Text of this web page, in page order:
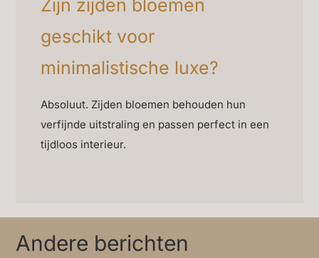
Zijn zijden bloemen
geschikt voor
minimalistische luxe?
Absoluut. Zijden bloemen behouden hun
verfijnde uitstraling en passen perfect in een
tijdloos interieur.
Andere berichten